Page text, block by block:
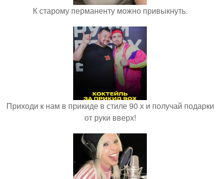
К старому перманенту можно привыкнуть.
Приходи к нам в прикиде в стиле 90 х и получай подарки
от руки вверх!